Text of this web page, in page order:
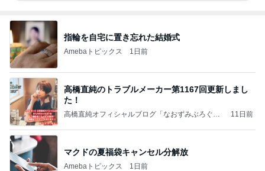
指輪を自宅に置き忘れた結婚式
Amebaトピックス 1日前
高橋直純のトラブルメーカー第1167回更新しまし
た！
高橋直純オフィシャルブログ「なおずみぶろぐ」
11日前
マクドの夏福袋キャンセル分解放
Amebaトピックス 1日前